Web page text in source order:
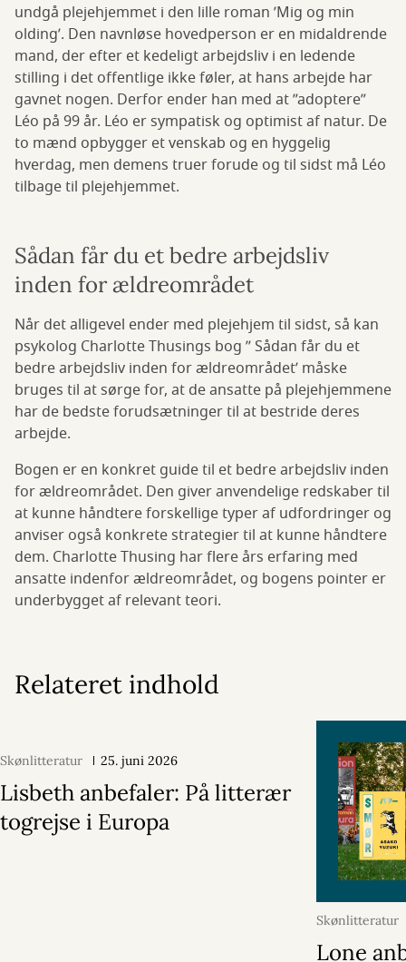
undgå plejehjemmet i den lille roman ’Mig og min
olding’. Den navnløse hovedperson er en midaldrende
mand, der efter et kedeligt arbejdsliv i en ledende
stilling i det offentlige ikke føler, at hans arbejde har
gavnet nogen. Derfor ender han med at ”adoptere”
Léo på 99 år. Léo er sympatisk og optimist af natur. De
to mænd opbygger et venskab og en hyggelig
hverdag, men demens truer forude og til sidst må Léo
tilbage til plejehjemmet.
Sådan får du et bedre arbejdsliv
inden for ældreområdet
Når det alligevel ender med plejehjem til sidst, så kan
psykolog Charlotte Thusings bog ’’ Sådan får du et
bedre arbejdsliv inden for ældreområdet’ måske
bruges til at sørge for, at de ansatte på plejehjemmene
har de bedste forudsætninger til at bestride deres
arbejde.
Bogen er en konkret guide til et bedre arbejdsliv inden
for ældreområdet. Den giver anvendelige redskaber til
at kunne håndtere forskellige typer af udfordringer og
anviser også konkrete strategier til at kunne håndtere
dem. Charlotte Thusing har flere års erfaring med
ansatte indenfor ældreområdet, og bogens pointer er
underbygget af relevant teori.
Relateret indhold
Skønlitteratur 25. juni 2026
Lisbeth anbefaler: På litterær
togrejse i Europa
Skønlitteratur
Lone